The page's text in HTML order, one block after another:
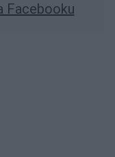
Facebooku